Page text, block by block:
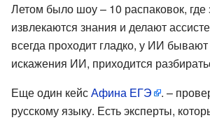
Летом было шоу – 10 распаковок, где
извлекаются знания и делают
всегда проходит гладко, у ИИ
искажения ИИ, приходится
Еще один кейсАфина ЕГЭ
. –
русскому языку. Есть эксперты,